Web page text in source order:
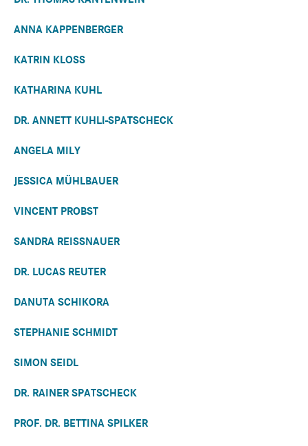
ANNA KAPPENBERGER
KATRIN KLOSS
KATHARINA KUHL
DR. ANNETT KUHLI-SPATSCHECK
ANGELA MILY
JESSICA MÜHLBAUER
VINCENT PROBST
SANDRA REISSNAUER
DR. LUCAS REUTER
DANUTA SCHIKORA
STEPHANIE SCHMIDT
SIMON SEIDL
DR. RAINER SPATSCHECK
PROF. DR. BETTINA SPILKER